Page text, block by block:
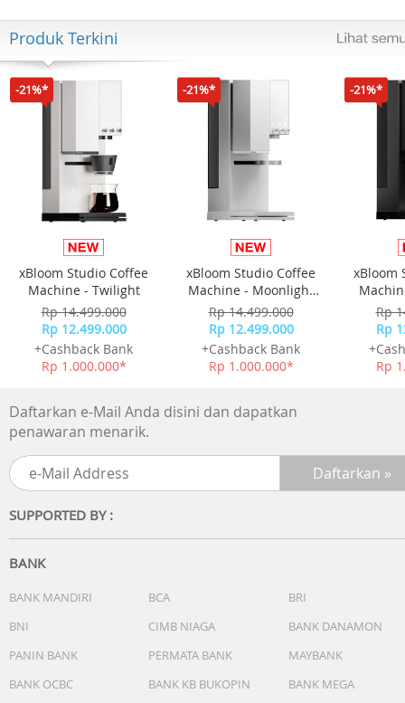
Produk Terkini
-21%*
xBloom Studio Coffee
Machine - Twilight
Rp 14.499.000
Rp 12.499.000
+Cashback Bank
Rp 1.000.000*
-21%*
xBloom Studio Coffee
Machine - Moonlight
White
Rp 14.499.000
Rp 12.499.000
+Cashback Bank
Rp 1.000.000*
-21%*
xBloom
Rp
Rp
Rp
Daftarkan e-Mail Anda disini dan dapatkan
penawaran menarik.
SUPPORTED BY :
BANK
BANK MANDIRI BCA
BRI
BNI
CIMB NIAGA
BANK DANAMON
PANIN BANK
PERMATA BANK
MAYBANK
BANK OCBC
BANK KB BUKOPIN
BANK MEGA